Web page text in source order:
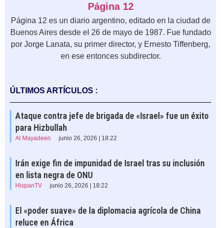
Página 12
Página 12 es un diario argentino, editado en la ciudad de
Buenos Aires desde el 26 de mayo de 1987. Fue fundado
por Jorge Lanata, su primer director, y Ernesto Tiffenberg,
en ese entonces subdirector.
ÚLTIMOS ARTÍCULOS :
Ataque contra jefe de brigada de «Israel» fue un éxito
para Hizbullah
Al Mayadeen junio 26, 2026 | 18:22
Irán exige fin de impunidad de Israel tras su inclusión
en lista negra de ONU
HispanTV junio 26, 2026 | 18:22
El «poder suave» de la diplomacia agrícola de China
reluce en África